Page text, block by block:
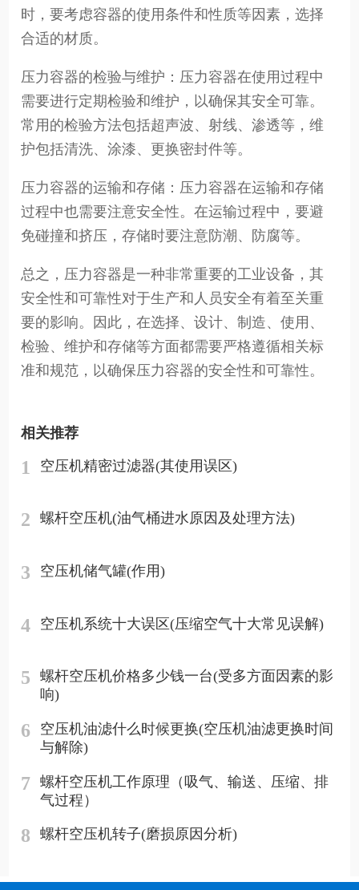
时，要考虑容器的使用条件和性质等因素，选择
合适的材质。
压力容器的检验与维护：压力容器在使用过程中
需要进行定期检验和维护，以确保其安全可靠。
常用的检验方法包括超声波、射线、渗透等，维
护包括清洗、涂漆、更换密封件等。
压力容器的运输和存储：压力容器在运输和存储
过程中也需要注意安全性。在运输过程中，要避
免碰撞和挤压，存储时要注意防潮、防腐等。
总之，压力容器是一种非常重要的工业设备，其
安全性和可靠性对于生产和人员安全有着至关重
要的影响。因此，在选择、设计、制造、使用、
检验、维护和存储等方面都需要严格遵循相关标
准和规范，以确保压力容器的安全性和可靠性。
相关推荐
1 空压机精密过滤器(其使用误区)
2 螺杆空压机(油气桶进水原因及处理方法)
3 空压机储气罐(作用)
4 空压机系统十大误区(压缩空气十大常见误解)
5
螺杆空压机价格多少钱一台(受多方面因素的影
响)
6
空压机油滤什么时候更换(空压机油滤更换时间
与解除)
7
螺杆空压机工作原理（吸气、输送、压缩、排
气过程）
8 螺杆空压机转子(磨损原因分析)